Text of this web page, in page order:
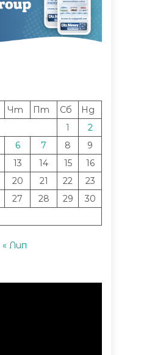
Чт Пт Сб
Нд
1
2
6 7 8
9
13 14 15
16
20 21 22
23
27 28 29
30
« Лип